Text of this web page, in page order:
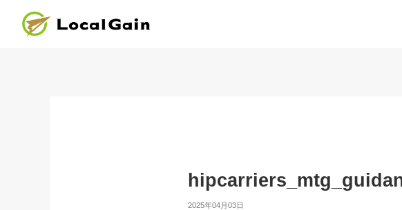
2025年04月03日